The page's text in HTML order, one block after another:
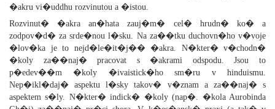
�akru vi�uddhu rozvinutou a �istou.
Rozvinut� �akra an�hata zauj�m� cel� hrudn� ko� a
zodpov�d� za srde�nou l�sku. Na za��tku duchovn�ho v�voje
�lov�ka je to nejd�le�it�j�� �akra. N�kter� v�chodn�
�koly za��naj� pracovat s �akrami odspodu. Jsou to
p�edev��m �koly �ivaistick�ho sm�ru v hinduismu.
Nep�ikl�daj� aspektu l�sky takov� v�znam a za��naj� s
aspektem s�ly. N�kter� indick� �koly (nap�. �kola Aurobinda